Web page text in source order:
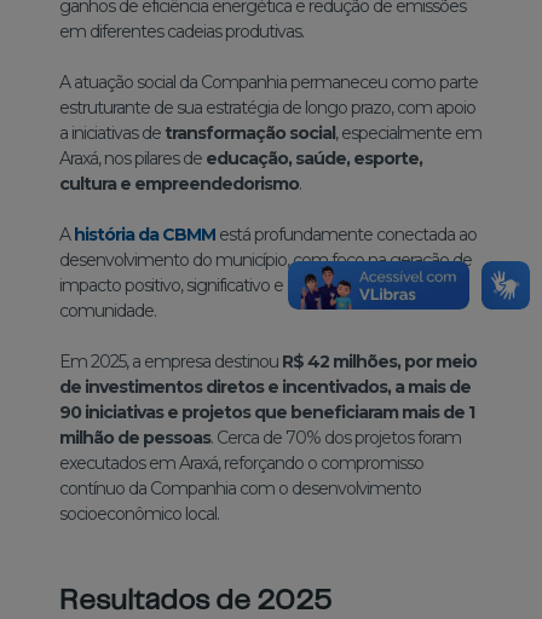
ganhos de eficiência energética e redução de emissões
em diferentes cadeias produtivas.
A atuação social da Companhia permaneceu como parte
estruturante de sua estratégia de longo prazo, com apoio
a iniciativas de transformação social , especialmente em
Araxá, nos pilares de educação, saúde, esporte,
cultura e empreendedorismo.
A história da CBMM está profundamente conectada ao
desenvolvimento do município, com foco na geração de
impacto positivo, significativo e duradouro para a
comunidade.
Em 2025, a empresa destinou R$ 42 milhões, por meio
de investimentos diretos e incentivados, a mais de
90 iniciativas e projetos que beneficiaram mais de 1
milhão de pessoas. Cerca de 70% dos projetos foram
executados em Araxá, reforçando o compromisso
contínuo da Companhia com o desenvolvimento
socioeconômico local.
Resultados de 2025